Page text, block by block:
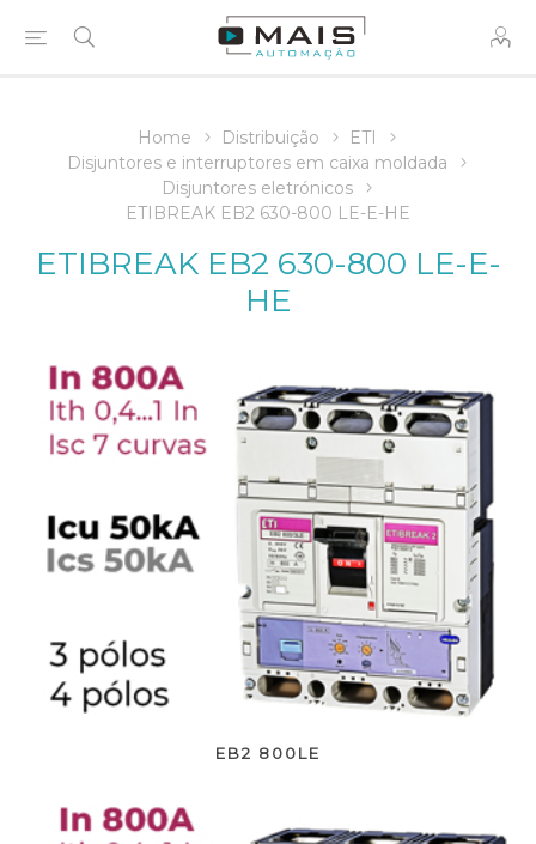
Home Distribuição
ETI
Disjuntores e interruptores em caixa moldada
Disjuntores eletrónicos
ETIBREAK EB2 630-800 LE-E-HE
ETIBREAK EB2 630-800 LE-E-
HE
EB2 800LE